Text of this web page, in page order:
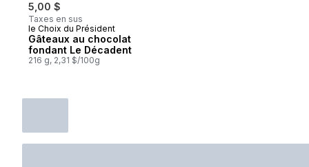
5,00 $
Taxes en sus
Préparé au Canada
le Choix du Président
Gâteaux au chocolat
fondant Le Décadent
216 g, 2,31 $/100g